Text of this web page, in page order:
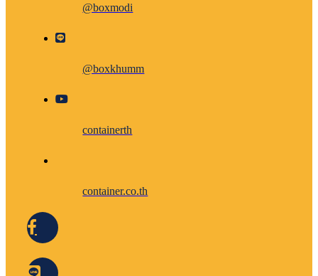
@boxmodi
@boxkhumm
containerth
container.co.th